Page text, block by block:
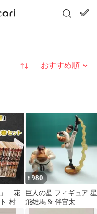
並び替え
」 花
村上
¥980
巨人の星 フィギュア 星
飛雄馬 & 伴宙太